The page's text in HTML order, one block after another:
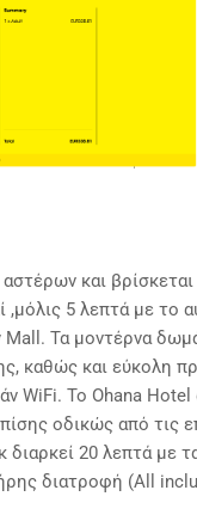
και
,μόλις 5 λεπτά με το
Τα μοντέρνα
καθώς και εύκολη
WiFi. Το Ohana Hotel
οδικώς από τις
διαρκεί 20 λεπτά με
διατροφή (All